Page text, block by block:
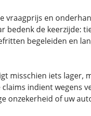
vraagprijs en
bedenk de keerzijde:
begeleiden en
misschien iets lager,
indient wegens
onzekerheid of uw